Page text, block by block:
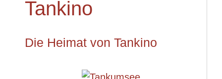
Tankino
Die Heimat von Tankino